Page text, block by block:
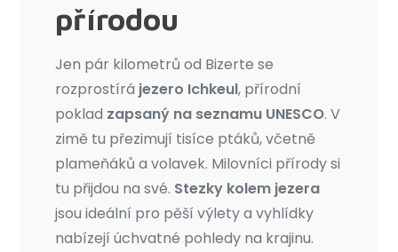
přírodou
Jen pár kilometrů od Bizerte se
rozprostírá jezero Ichkeul, přírodní
poklad zapsaný na seznamu UNESCO. V
zimě tu přezimují tisíce ptáků, včetně
plameňáků a volavek. Milovníci přírody si
tu přijdou na své. Stezky kolem jezera
jsou ideální pro pěší výlety a vyhlídky
nabízejí úchvatné pohledy na krajinu.